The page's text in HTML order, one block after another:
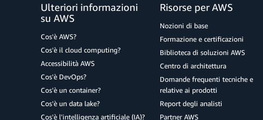
Ulteriori informazioni
su AWS
Cos'è AWS?
Cos'è il cloud computing?
Accessibilità AWS
Cos'è DevOps?
Cos'è un container?
Cos'è un data lake?
Cos'è l'intelligenza artificiale (IA)?
Risorse per AWS
Nozioni di base
Formazione e certificazioni
Biblioteca di soluzioni AWS
Centro di architettura
Domande frequenti tecniche e
relative ai prodotti
Report degli analisti
Partner AWS